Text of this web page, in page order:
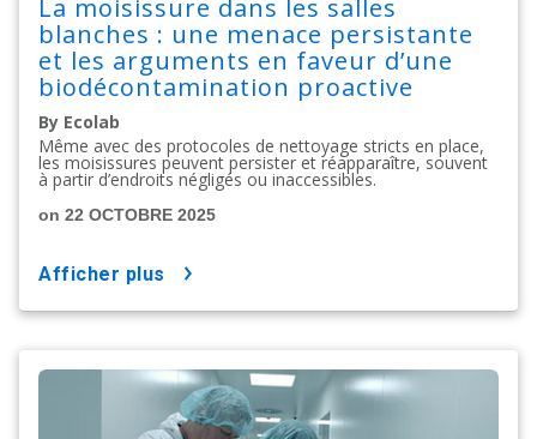
La moisissure dans les salles
blanches : une menace persistante
et les arguments en faveur d’une
biodécontamination proactive
By Ecolab
Même avec des protocoles de nettoyage stricts en place,
les moisissures peuvent persister et réapparaître, souvent
à partir d’endroits négligés ou inaccessibles.
on 22 OCTOBRE 2025
afficher plus